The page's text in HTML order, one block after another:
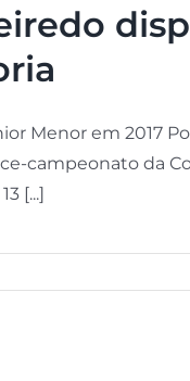
Menor em 2017
campeonato da
[...]